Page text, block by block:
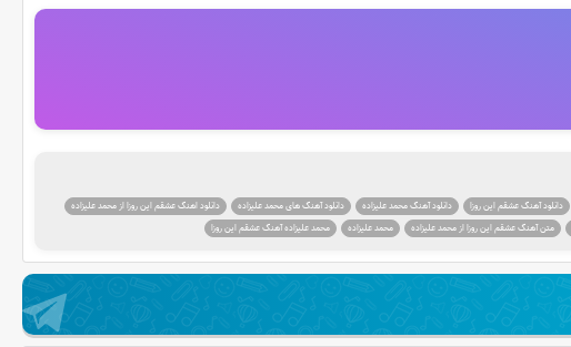
دانلود آهنگ عشقم این روزا دانلود آهنگ محمد علیزاده دانلود آهنگ های محمد علیزاده
دانلود اهنگ عشقم این روزا از محمد علیزاده
متن آهنگ عشقم این روزا از محمد علیزاده محمد علیزاده محمد علیزاده آهنگ عشقم این روزا